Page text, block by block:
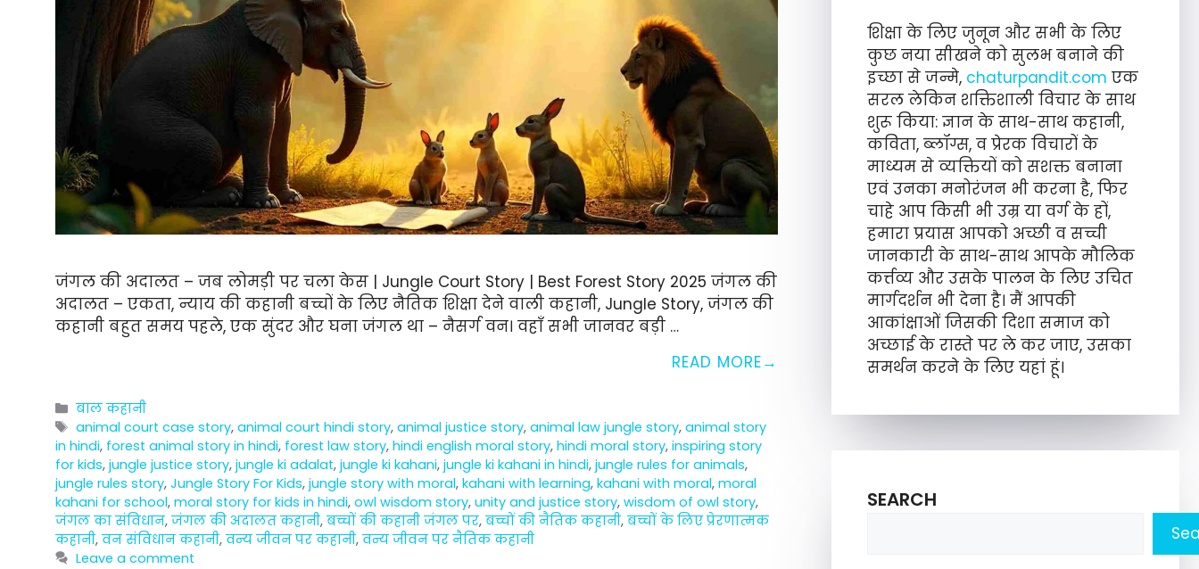
जंगल की अदालत – जब लोमड़ी पर चला केस | Jungle Court Story | Best Forest Story 2025 जंगल की
अदालत – एकता, न्याय की कहानी बच्चों के लिए नैतिक शिक्षा देने वाली कहानी, Jungle Story, जंगल की
कहानी बहुत समय पहले, एक सुंदर और घना जंगल था – नैसर्ग वन। वहाँ सभी जानवर बड़ी …
READ MORE
Categories
बाल कहानी
Tags
animal court case story,animal court hindi story,animal justice story,animal law jungle story,animal story
in hindi, forest animal story in hindi, forest law story, hindi english moral story, hindi moral story, inspiring story
for kids, jungle justice story, jungle ki adalat, jungle ki kahani, jungle ki kahani in hindi, jungle rules for animals,
jungle rules story, Jungle Story For Kids, jungle story with moral, kahani with learning, kahani with moral, moral
kahani for school, moral story for kids in hindi, owl wisdom story, unity and justice story, wisdom of owl story,
जंगल का संविधान, जंगल की अदालत कहानी, बच्चों की कहानी जंगल पर, बच्चों की नैतिक कहानी, बच्चों के लिए प्रेरणात्मक
कहानी, वन संविधान कहानी, वन्य जीवन पर कहानी, वन्य जीवन पर नैतिक कहानी
Leave a comment
शिक्षा के लिए जुनून और सभी के लिए
कुछ नया सीखने को सुलभ बनाने की
इच्छा से जन्मे, chaturpandit.com एक
सरल लेकिन शक्तिशाली विचार के साथ
शुरू किया: ज्ञान के साथ-साथ कहानी,
कविता, ब्लॉग्स, व प्रेरक विचारों के
माध्यम से व्यक्तियों को सशक्त बनाना
एवं उनका मनोरंजन भी करना है, फिर
चाहे आप किसी भी उम्र या वर्ग के हों,
हमारा प्रयास आपको अच्छी व सच्ची
जानकारी के साथ-साथ आपके मौलिक
कर्त्तव्य और उसके पालन के लिए उचित
मार्गदर्शन भी देना है। मैं आपकी
आकांक्षाओं जिसकी दिशा समाज को
अच्छाई के रास्ते पर ले कर जाए, उसका
समर्थन करने के लिए यहां हूं।
SEARCH